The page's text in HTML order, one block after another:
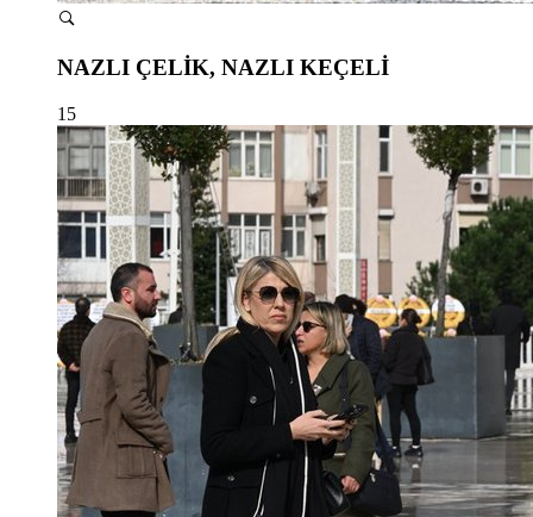
NAZLI ÇELİK, NAZLI KEÇELİ
15